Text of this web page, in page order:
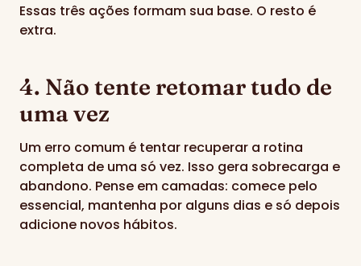
Essas três ações formam sua base. O resto é
extra.
4. Não tente retomar tudo de
uma vez
Um erro comum é tentar recuperar a rotina
completa de uma só vez. Isso gera sobrecarga e
abandono. Pense em camadas: comece pelo
essencial, mantenha por alguns dias e só depois
adicione novos hábitos.